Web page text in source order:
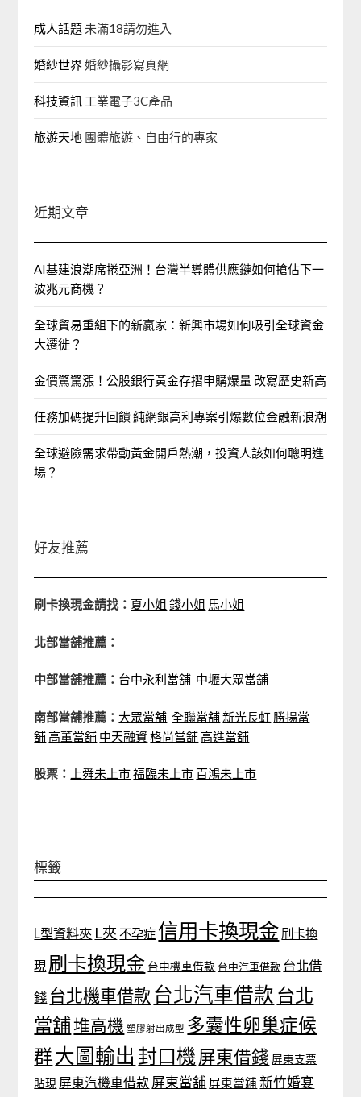
成人話題 未滿18請勿進入
婚紗世界婚紗攝影寫真網
科技資訊 工業電子3C產品
旅遊天地 團體旅遊、自由行的專家‎
近期文章
AI基建浪潮席捲亞洲！台灣半導體供應鏈如何搶佔下一
波兆元商機？
全球貿易重組下的新贏家：新興市場如何吸引全球資金
大遷徙？
金價驚驚漲！公股銀行黃金存摺申購爆量 改寫歷史新高
任務加碼提升回饋 純網銀高利專案引爆數位金融新浪潮
全球避險需求帶動黃金開戶熱潮，投資人該如何聰明進
場？
好友推薦
刷卡換現金請找： 夏小姐 錢小姐 馬小姐
北部當舖推薦：
中部當舖推薦： 台中永利當舖 中壢大眾當舖
南部當舖推薦： 大眾當舖 全聯當舖新光長虹 勝揚當
舖高董當舖 中天融資格尚當舖高進當舖
股票： 上舜未上市福臨未上市 百鴻未上市
標籤
L型資料夾 L夾 不孕症 信用卡換現金 刷卡換
現 刷卡換現金 台中機車借款 台中汽車借款 台北借
錢 台北機車借款 台北汽車借款 台北
當舖堆高機 塑膠射出成型 多囊性卵巢症候
群大圖輸出 封口機 屏東借錢 屏東支票
貼現 屏東汽機車借款 屏東當舖 屏東當鋪 新竹婚宴